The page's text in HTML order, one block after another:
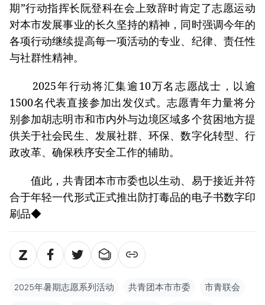
期”行动指挥长阮登科在会上致辞时肯定了志愿运动
对本市发展事业的长久坚持的精神，同时强调今年的
各项行动继续提高每一项活动的专业、纪律、责任性
与社群性精神。
2025年行动将汇集逾10万名志愿战士，以逾
1500名代表直接参加出发仪式。志愿青年力量将分
别参加胡志明市和市内外与边境区域多个贫困地方提
供关于社会民生、发展社群、环保、数字化转型、行
政改革、确保秩序安全工作的辅助。
值此，共青团本市市委也以生动、易于接近并符
合于年轻一代形式正式推出防打毒品的电子书数字印
刷品◆
2025年暑期志愿系列活动 共青团本市市委 市青联会